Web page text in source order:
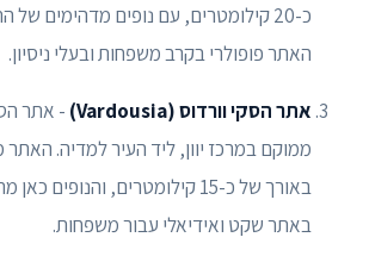
כ-20 קילומטרים, עם נופים מדהימים של
האתר פופולרי בקרב משפחות ובעלי ניסיון.
אתר הסקי וורדוס (Vardousia)
- אתר
ממוקם במרכז יוון, ליד העיר למדיה. האתר
באורך של כ-15 קילומטרים, והנופים
באתר שקט ואידיאלי עבור משפחות.